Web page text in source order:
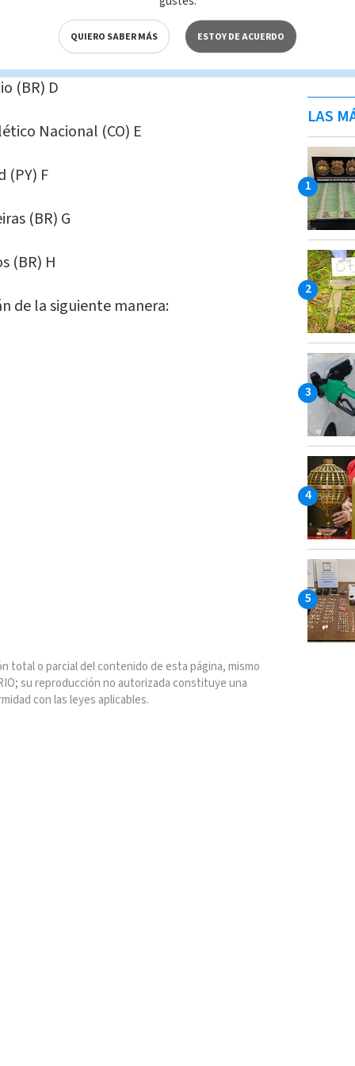
(BR) D
Nacional (CO) E
(PY) F
(BR) G
(BR) H
de la siguiente manera:
total o parcial del contenido de esta página, mismo
su reproducción no autorizada constituye una
con las leyes aplicables.
LAS
QUIERO SABER MÁS ESTOY DE ACUERDO